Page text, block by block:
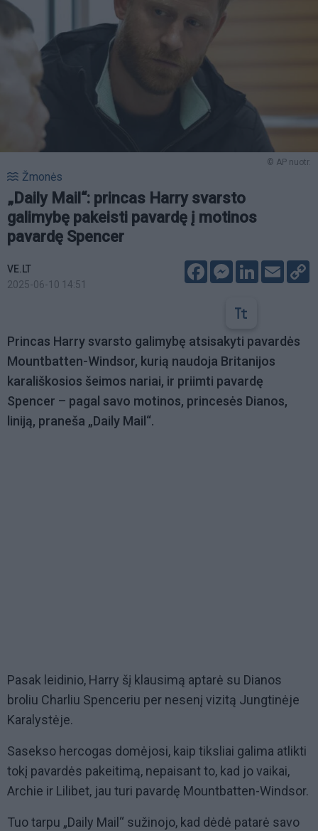
© AP nuotr.
Žmonės
„Daily Mail“: princas Harry svarsto
galimybę pakeisti pavardę į motinos
pavardę Spencer
VE.LT
2025-06-10 14:51
FacebookMessenger
LinkedIn
Email
Princas Harry svarsto galimybę atsisakyti pavardės
Mountbatten-Windsor, kurią naudoja Britanijos
karališkosios šeimos nariai, ir priimti pavardę
Spencer – pagal savo motinos, princesės Dianos,
liniją, praneša „Daily Mail“.
Pasak leidinio, Harry šį klausimą aptarė su Dianos
broliu Charliu Spenceriu per nesenį vizitą Jungtinėje
Karalystėje.
Sasekso hercogas domėjosi, kaip tiksliai galima atlikti
tokį pavardės pakeitimą, nepaisant to, kad jo vaikai,
Archie ir Lilibet, jau turi pavardę Mountbatten-Windsor.
Tuo tarpu „Daily Mail“ sužinojo, kad dėdė patarė savo